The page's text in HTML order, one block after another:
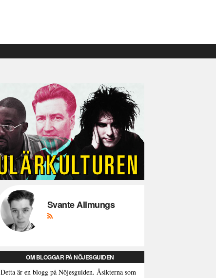
Svante Allmungs
OM BLOGGAR PÅ NÖJESGUIDEN
Detta är en blogg på Nöjesguiden. Åsikterna som